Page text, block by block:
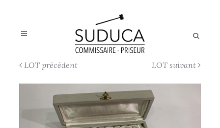
LOT précédent LOT suivant